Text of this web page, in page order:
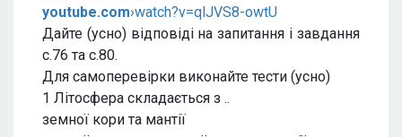
youtube.com›watch?v=qlJVS8-owtU
Дайте (усно) відповіді на запитання і завдання
с.76 та с.80.
Для самоперевірки виконайте тести (усно)
1 Літосфера складається з ..
земної кори та мантії